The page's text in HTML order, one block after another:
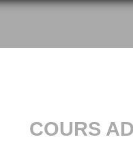
COURS